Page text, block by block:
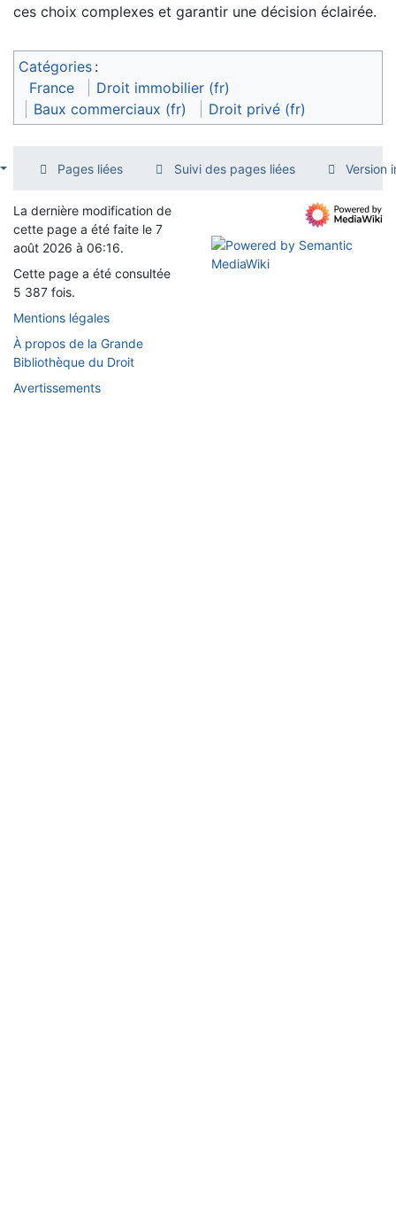
ces choix complexes et garantir une décision éclairée.
Catégories :
France
Droit immobilier (fr)
Baux commerciaux (fr)
Droit privé (fr)
Pages liées Suivi des pages liées Version
La dernière modification de
cette page a été faite le 7
août 2026 à 06:16.
Cette page a été consultée
5 387 fois.
Mentions légales
À propos de la Grande
Bibliothèque du Droit
Avertissements